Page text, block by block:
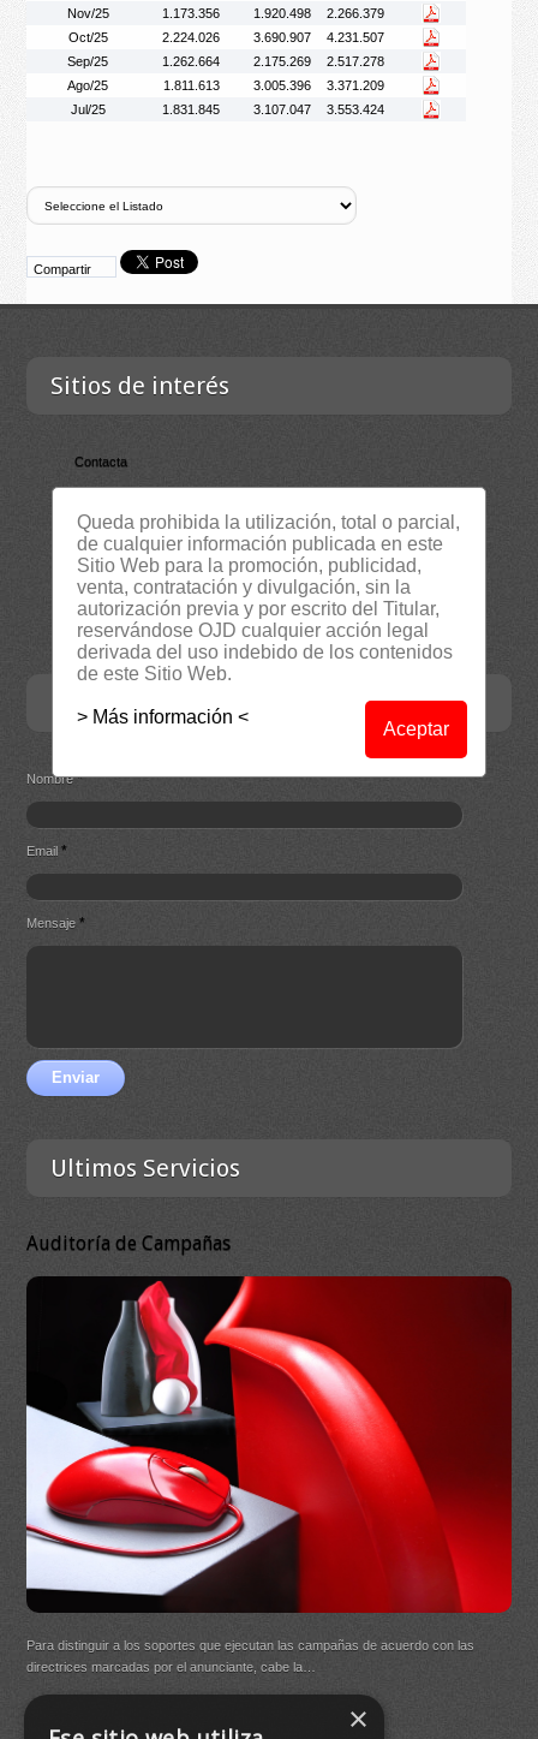
Nov/25
1.173.356 1.920.498
2.266.379
Oct/25
2.224.026 3.690.907
4.231.507
Sep/25
1.262.664 2.175.269
2.517.278
Ago/25
1.811.613 3.005.396
3.371.209
Jul/25
1.831.845 3.107.047 3.553.424
Compartir
Sitios de interés
Contacta
Lista Certificados
RSS
Servicios
Suscripción Newsletter
Contacta
Nombre*
Email*
Mensaje*
Enviar
Ultimos Servicios
Auditoría de Campañas
Para distinguir a los soportes que ejecutan las campañas de acuerdo con las
directrices marcadas por el anunciante, cabe la…
Queda prohibida la utilización, total o parcial,
de cualquier información publicada en este
Sitio Web para la promoción, publicidad,
venta, contratación y divulgación, sin la
autorización previa y por escrito del Titular,
reservándose OJD cualquier acción legal
derivada del uso indebido de los contenidos
de este Sitio Web.
> Más información <
Aceptar
×